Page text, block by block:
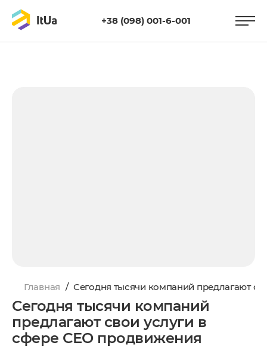
+38 (098) 001-6-001
Главная / Сегодня тысячи компаний предлагают
Сегодня тысячи компаний
предлагают свои услуги в
сфере СЕО продвижения